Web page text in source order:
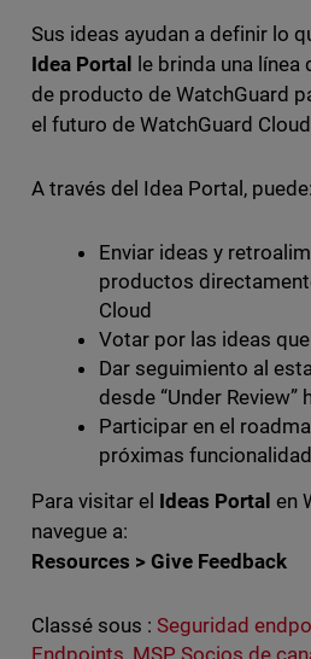
Sus ideas ayudan a definir lo
Idea Portal le brinda una línea
de producto de WatchGuard
el futuro de WatchGuard
A través del Idea Portal, puede:
Enviar ideas y
productos
Cloud
Votar por las ideas
Dar seguimiento al
desde “Under Review”
Participar en el
próximas
Para visitar el Ideas Portal en
navegue a:
Resources > Give Feedback
Classé sous : Seguridad
Endpoints, MSP, Socios de